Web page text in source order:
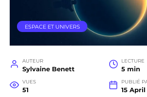
ESPACE ET UNIVERS
AUTEUR
Sylvaine Benett
LECTURE
5 min
VUES
51
PUBLIÉ
15 April